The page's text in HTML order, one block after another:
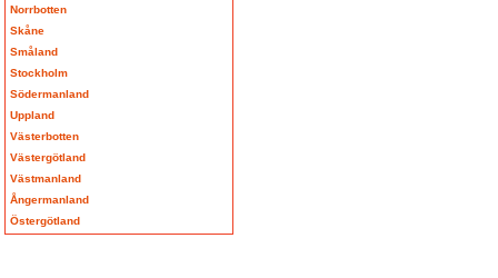
Norrbotten
Skåne
Småland
Stockholm
Södermanland
Uppland
Västerbotten
Västergötland
Västmanland
Ångermanland
Östergötland